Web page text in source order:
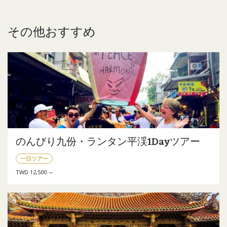
その他おすすめ
のんびり九份・ランタン平渓1Dayツアー
一日ツアー
TWD 12,500 ～